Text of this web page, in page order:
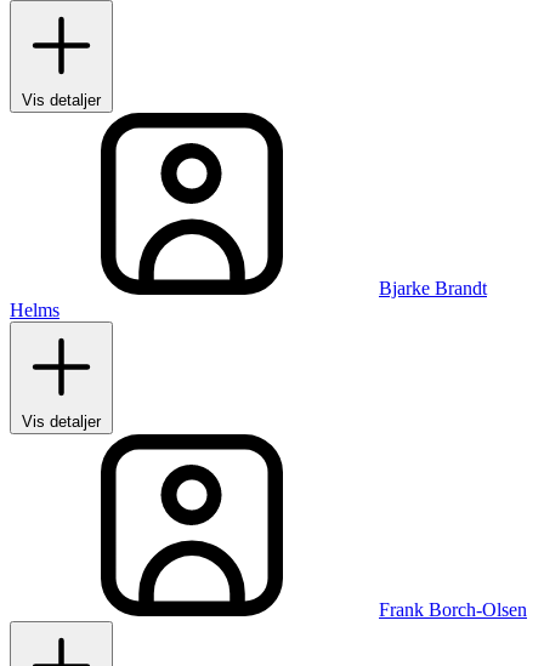
Vis detaljer
Bjarke Brandt
Helms
Vis detaljer
Frank Borch-Olsen